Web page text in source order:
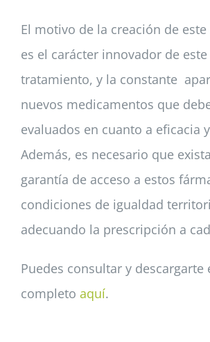
El motivo de la creación de
es el carácter innovador de
tratamiento, y la constante
nuevos medicamentos que
evaluados en cuanto a eficacia
Además, es necesario que
garantía de acceso a estos
condiciones de igualdad
adecuando la prescripción a
Puedes consultar y
completo aquí.